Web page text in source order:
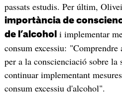
passats estudis. Per últim,
importància de
de l’alcohol i implementar
consum excessiu: "Comprendre
per a la conscienciació sobre
continuar implementant
consum excessiu d'alcohol".